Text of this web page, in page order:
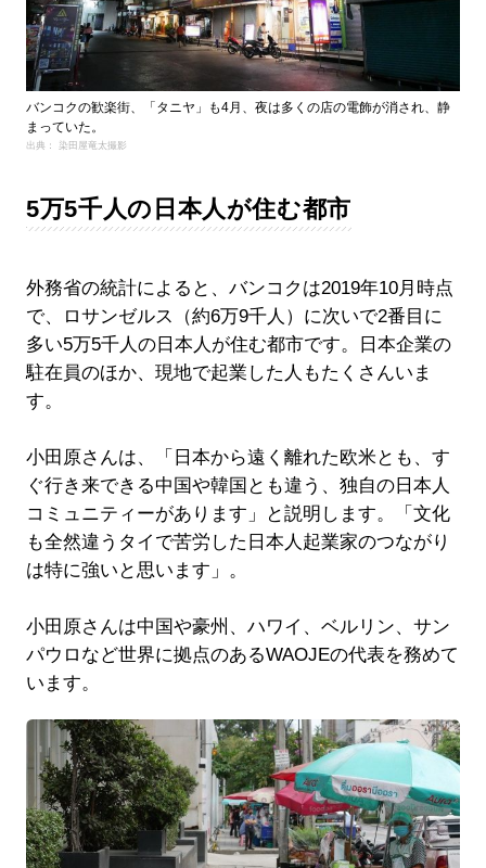
バンコクの歓楽街、「タニヤ」も4月、夜は多くの店の電飾が消され、静
まっていた。
出典： 染田屋竜太撮影
5万5千人の日本人が住む都市
外務省の統計によると、バンコクは2019年10月時点
で、ロサンゼルス（約6万9千人）に次いで2番目に
多い5万5千人の日本人が住む都市です。日本企業の
駐在員のほか、現地で起業した人もたくさんいま
す。
小田原さんは、「日本から遠く離れた欧米とも、す
ぐ行き来できる中国や韓国とも違う、独自の日本人
コミュニティーがあります」と説明します。「文化
も全然違うタイで苦労した日本人起業家のつながり
は特に強いと思います」。
小田原さんは中国や豪州、ハワイ、ベルリン、サン
パウロなど世界に拠点のあるWAOJEの代表を務めて
います。